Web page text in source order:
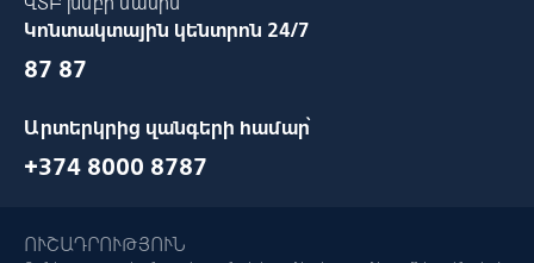
Կոնտակտային կենտրոն 24/7
87 87
Արտերկրից զանգերի համար՝
+374 8000 8787
ՈՒՇԱԴՐՈՒԹՅՈՒՆ